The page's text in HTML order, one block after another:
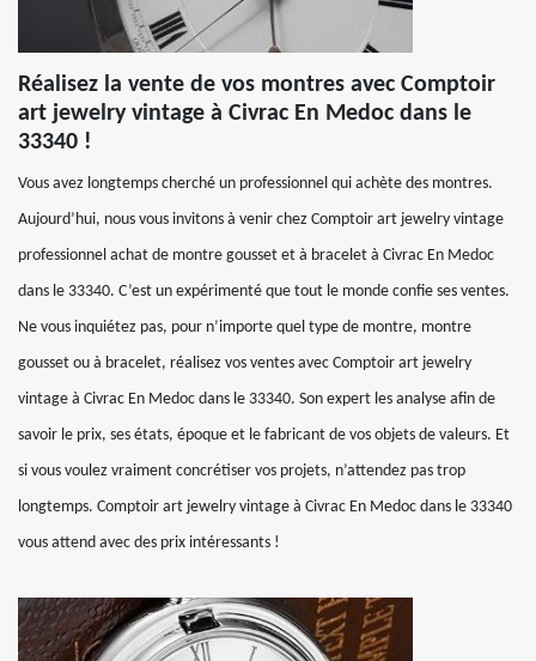
Réalisez la vente de vos montres avec Comptoir
art jewelry vintage à Civrac En Medoc dans le
33340 !
Vous avez longtemps cherché un professionnel qui achète des montres.
Aujourd’hui, nous vous invitons à venir chez Comptoir art jewelry vintage
professionnel achat de montre gousset et à bracelet à Civrac En Medoc
dans le 33340. C’est un expérimenté que tout le monde confie ses ventes.
Ne vous inquiétez pas, pour n’importe quel type de montre, montre
gousset ou à bracelet, réalisez vos ventes avec Comptoir art jewelry
vintage à Civrac En Medoc dans le 33340. Son expert les analyse afin de
savoir le prix, ses états, époque et le fabricant de vos objets de valeurs. Et
si vous voulez vraiment concrétiser vos projets, n’attendez pas trop
longtemps. Comptoir art jewelry vintage à Civrac En Medoc dans le 33340
vous attend avec des prix intéressants !